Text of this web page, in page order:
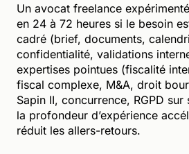
Un avocat freelance
en 24 à 72 heures si le besoin
cadré (brief, documents,
confidentialité, validations
expertises pointues (fiscalité
fiscal complexe, M&A, droit
Sapin II, concurrence, RGPD sur
la profondeur d’expérience
réduit les allers-retours.